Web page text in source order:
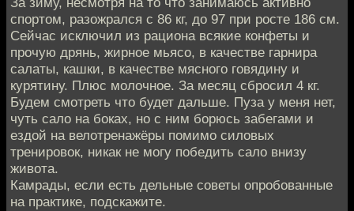
спортом, разожрался с 86 кг, до 97 при росте 186 см.
Сейчас исключил из рациона всякие конфеты и
прочую дрянь, жирное мьясо, в качестве гарнира
салаты, кашки, в качестве мясного говядину и
курятину. Плюс молочное. За месяц сбросил 4 кг.
Будем смотреть что будет дальше. Пуза у меня нет,
чуть сало на боках, но с ним борюсь забегами и
ездой на велотренажёры помимо силовых
тренировок, никак не могу победить сало внизу
живота.
Камрады, если есть дельные советы опробованные
на практике, подскажите.